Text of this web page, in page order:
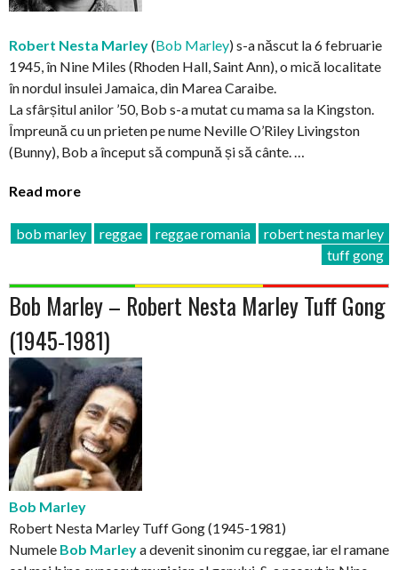
Robert Nesta Marley(Bob Marley) s-a născut la 6 februarie
1945, în Nine Miles (Rhoden Hall, Saint Ann), o mică localitate
în nordul insulei Jamaica, din Marea Caraibe.
La sfârșitul anilor ’50, Bob s-a mutat cu mama sa la Kingston.
Împreună cu un prieten pe nume Neville O’Riley Livingston
(Bunny), Bob a început să compună și să cânte. …
Read more
bob marley reggae reggae romania
robert nesta marley
tuff gong
Bob Marley – Robert Nesta Marley Tuff Gong
(1945-1981)
Bob Marley
Robert Nesta Marley Tuff Gong (1945-1981)
Numele Bob Marleya devenit sinonim cu reggae, iar el ramane